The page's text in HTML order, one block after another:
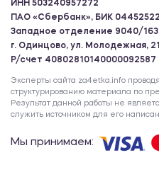
ИНН 503240957272
ПАО «Сбербанк», БИК
Западное отделение 9040/
г. Одинцово, ул. Молодежная, 21
Р/счет 40802810140000092587
Эксперты сайта za4etka.info
структурированию материала по
Результат данной работы не
служить источником для его
Мы принимаем: